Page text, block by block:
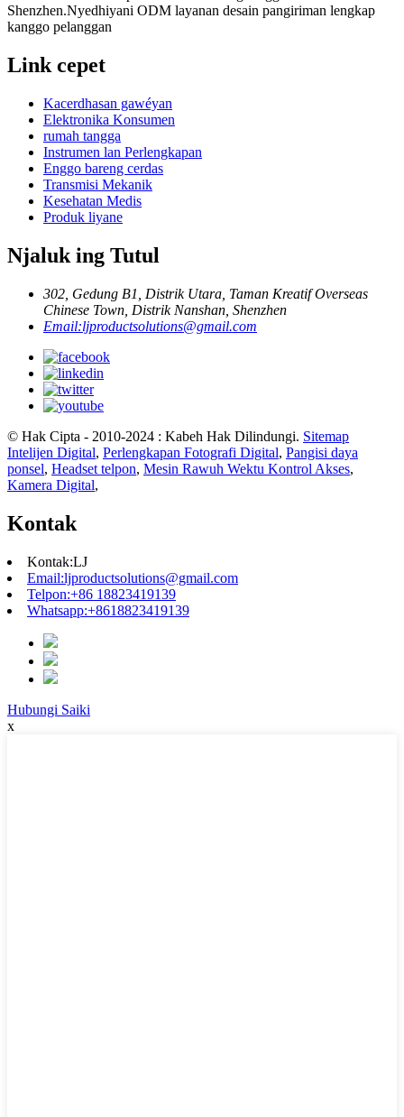
Shenzhen.Nyedhiyani ODM layanan desain pangiriman lengkap
kanggo pelanggan
Link cepet
Kacerdhasan gawéyan
Elektronika Konsumen
rumah tangga
Instrumen lan Perlengkapan
Enggo bareng cerdas
Transmisi Mekanik
Kesehatan Medis
Produk liyane
Njaluk ing Tutul
302, Gedung B1, Distrik Utara, Taman Kreatif Overseas
Chinese Town, Distrik Nanshan, Shenzhen
Email:ljproductsolutions@gmail.com
© Hak Cipta - 2010-2024 : Kabeh Hak Dilindungi. Sitemap
Intelijen Digital, Perlengkapan Fotografi Digital, Pangisi daya
ponsel, Headset telpon, Mesin Rawuh Wektu Kontrol Akses,
Kamera Digital,
Kontak
Kontak:LJ
Email:ljproductsolutions@gmail.com
Telpon:+86 18823419139
Whatsapp:+8618823419139
Hubungi Saiki
x